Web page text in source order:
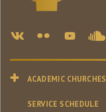
ACADEMIC CHURCHES
SERVICE SCHEDULE